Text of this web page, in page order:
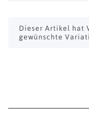
x
Dieser Artikel hat
gewünschte